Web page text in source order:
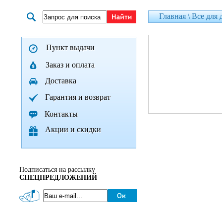
Пункт выдачи
Заказ и оплата
Доставка
Гарантия и возврат
Контакты
Акции и скидки
Подписаться на рассылку
СПЕЦПРЕДЛОЖЕНИЙ
Главная \Все для